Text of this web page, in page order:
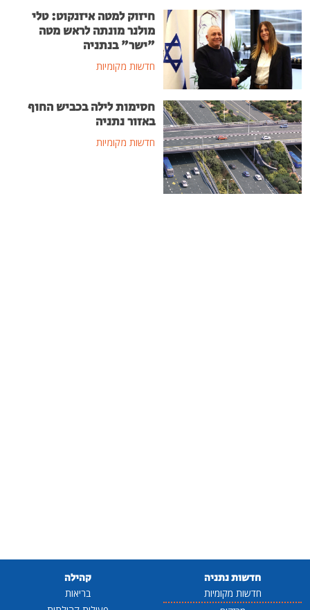
חיזוק למטה איזנקוט: טלי
מולנר מונתה לראש מטה
"ישר" בנתניה
חדשות מקומיות
חסימות לילה בכביש החוף
באזור נתניה
חדשות מקומיות
חדשות נתניה
חדשות מקומיות
קהילה
בריאות